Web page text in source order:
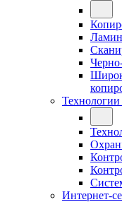
Технологии
Интернет-